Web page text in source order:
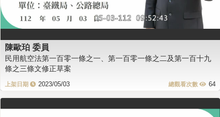
陳歐珀 委員
民用航空法第一百零一條之一、第一百零一條之二及第一百十九
條之三條文修正草案
2023/05/03 64